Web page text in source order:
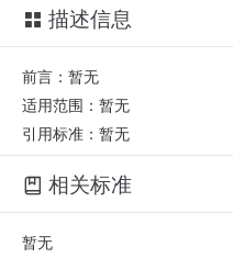
描述信息
前言：暂无
适用范围：暂无
引用标准：暂无
相关标准
暂无